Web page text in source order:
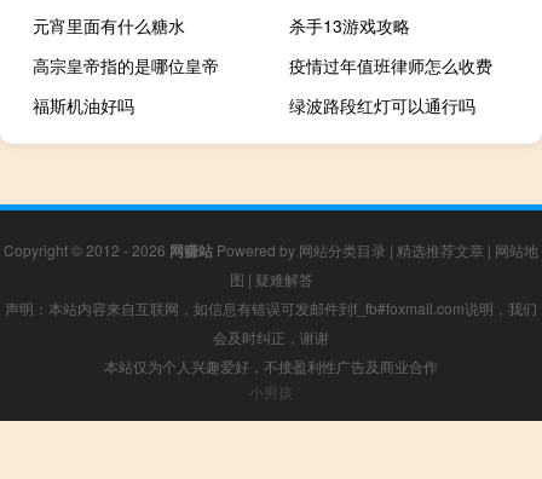
元宵里面有什么糖水
杀手13游戏攻略
高宗皇帝指的是哪位皇帝
疫情过年值班律师怎么收费
福斯机油好吗
绿波路段红灯可以通行吗
Copyright © 2012 - 2026 网赚站 Powered by 网站分类目录 | 精选推荐文章 | 网站地
图 | 疑难解答
声明：本站内容来自互联网，如信息有错误可发邮件到f_fb#foxmail.com说明，我们
会及时纠正，谢谢
本站仅为个人兴趣爱好，不接盈利性广告及商业合作
小男孩